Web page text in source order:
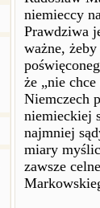
niemieccy
Prawdziwa
ważne,
że „nie
Niemczech
niemieckiej
najmniej
miary
zawsze